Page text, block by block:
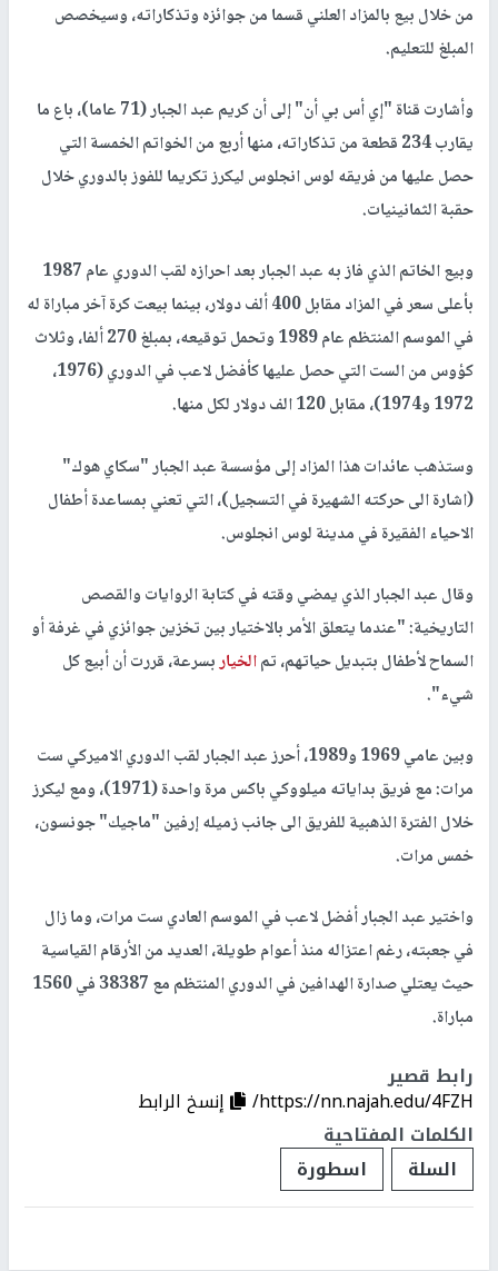
من خلال بيع بالمزاد العلني قسما من جوائزه وتذكاراته، وسيخصص
المبلغ للتعليم.
وأشارت قناة "إي أس بي أن" إلى أن كريم عبد الجبار (71 عاما)، باع ما
يقارب 234 قطعة من تذكاراته، منها أربع من الخواتم الخمسة التي
حصل عليها من فريقه لوس انجلوس ليكرز تكريما للفوز بالدوري خلال
حقبة الثمانينيات.
وبيع الخاتم الذي فاز به عبد الجبار بعد احرازه لقب الدوري عام 1987
بأعلى سعر في المزاد مقابل 400 ألف دولار، بينما بيعت كرة آخر مباراة له
في الموسم المنتظم عام 1989 وتحمل توقيعه، بمبلغ 270 ألفا، وثلاث
كؤوس من الست التي حصل عليها كأفضل لاعب في الدوري (1976،
1972 و1974)، مقابل 120 الف دولار لكل منها.
وستذهب عائدات هذا المزاد إلى مؤسسة عبد الجبار "سكاي هوك"
(اشارة الى حركته الشهيرة في التسجيل)، التي تعني بمساعدة أطفال
الاحياء الفقيرة في مدينة لوس انجلوس.
وقال عبد الجبار الذي يمضي وقته في كتابة الروايات والقصص
التاريخية: "عندما يتعلق الأمر بالاختيار بين تخزين جوائزي في غرفة أو
السماح لأطفال بتبديل حياتهم، تمالخياربسرعة، قررت أن أبيع كل
شيء".
وبين عامي 1969 و1989، أحرز عبد الجبار لقب الدوري الاميركي ست
مرات: مع فريق بداياته ميلووكي باكس مرة واحدة (1971)، ومع ليكرز
خلال الفترة الذهبية للفريق الى جانب زميله إرفين "ماجيك" جونسون،
خمس مرات.
واختير عبد الجبار أفضل لاعب في الموسم العادي ست مرات، وما زال
في جعبته، رغم اعتزاله منذ أعوام طويلة، العديد من الأرقام القياسية
حيث يعتلي صدارة الهدافين في الدوري المنتظم مع 38387 في 1560
مباراة.
رابط قصير
https://nn.najah.edu/4FZH/
إنسخ الرابط
الكلمات المفتاحية
السلة
اسطورة